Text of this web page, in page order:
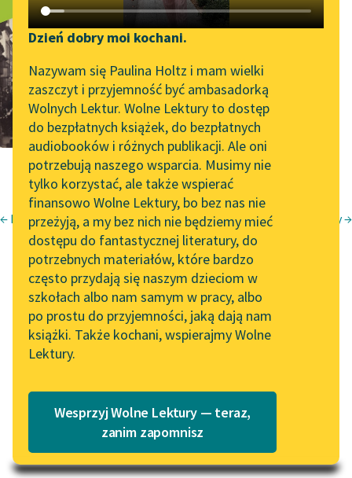
Katalog DAISY
Podkasty o książkach
Zgłoś brak utworu
Aktualności
Zapraszamy na spotkanie
online z tłumaczkami
literatury skandynawskiej
Spotkanie z Katarzyną
Tunkiel w Oslo
Wolne Lektury na 32.
Pol’and’Rock Festivalu
„Kochanek Lady
Chatterley” do słuchania
na Wolnych Lekturach
Nowy audiobook –
„Marzenie o Oriencie”
Lektury szkolne i klasyka
Narzędzia
Mapa Wolnych Lektur
Leśmianator
Przewodnik dla piszących i
czytających
API
OAI-PMH
Widget Wolnych Lektur
Przypisy
Katalog w formacie PDF
Dzień dobry moi kochani.
Nazywam się Paulina Holtz i mam wielki
zaszczyt i przyjemność być ambasadorką
Wolnych Lektur. Wolne Lektury to dostęp
do bezpłatnych książek, do bezpłatnych
audiobooków i różnych publikacji. Ale oni
potrzebują naszego wsparcia. Musimy nie
tylko korzystać, ale także wspierać
finansowo Wolne Lektury, bo bez nas nie
przeżyją, a my bez nich nie będziemy mieć
dostępu do fantastycznej literatury, do
potrzebnych materiałów, które bardzo
często przydają się naszym dzieciom w
szkołach albo nam samym w pracy, albo
po prostu do przyjemności, jaką dają nam
książki. Także kochani, wspierajmy Wolne
Lektury.
Wesprzyj Wolne Lektury — teraz,
zanim zapomnisz
Kolumny →
← List do redaktoraGerard Witowski
Wstęp
Est modus in rebus
— Jest sposób na wszystko.